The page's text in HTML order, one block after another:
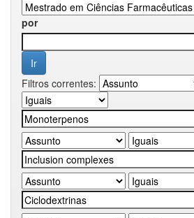
por
Filtros correntes: